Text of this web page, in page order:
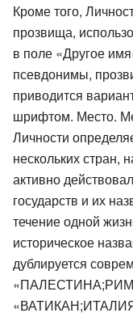
Кроме того,
прозвища,
в поле «Другое
псевдонимы,
приводится
шрифтом. Место.
Личности
нескольких стран,
активно
государств и их
течение одной
историческое
дублируется